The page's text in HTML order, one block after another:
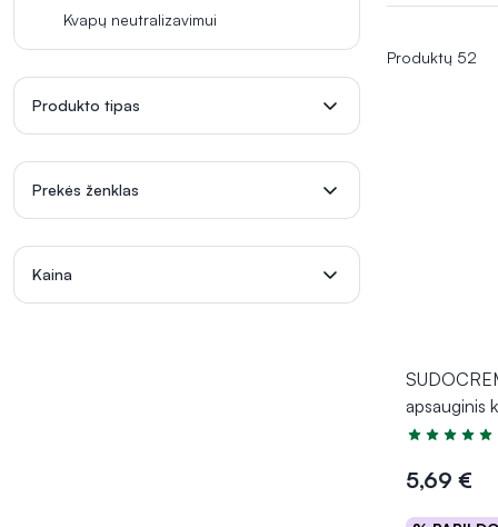
Kvapų neutralizavimui
Produkto tipas
Prekės ženklas
Kaina
spaudimą
Produktų 52
apsauginis
Įvertinimas
5,69 €